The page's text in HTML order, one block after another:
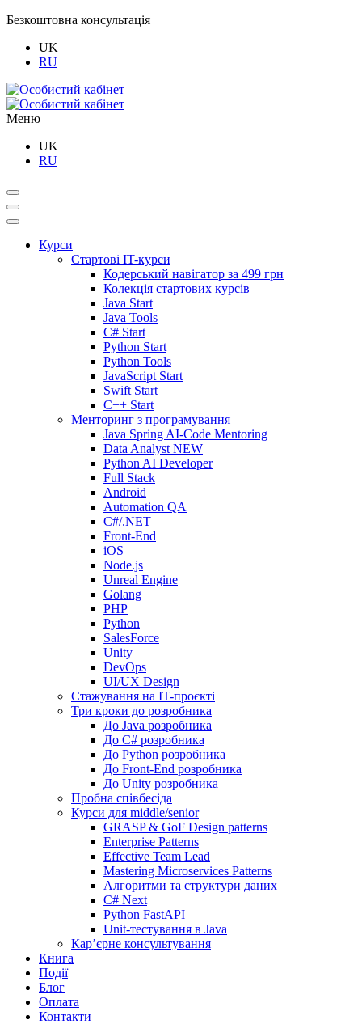
Безкоштовна консультація
UK
RU
Меню
UK
RU
Курси
Стартові IT-курси
Кодерський навігатор за 499 грн
Колекція стартових курсів
Java Start
Java Tools
C# Start
Python Start
Python Tools
JavaScript Start
Swift Start
C++ Start
Менторинг з програмування
Java Spring AI-Code Mentoring
Data Analyst NEW
Python AI Developer
Full Stack
Android
Automation QA
C#/.NET
Front-End
iOS
Node.js
Unreal Engine
Golang
PHP
Python
SalesForce
Unity
DevOps
UI/UX Design
Стажування на IT-проєкті
Три кроки до розробника
До Java розробника
До C# розробника
До Python розробника
До Front-End розробника
До Unity розробника
Пробна співбесіда
Курси для middle/senior
GRASP & GoF Design patterns
Enterprise Patterns
Effective Team Lead
Mastering Microservices Patterns
Алгоритми та структури даних
C# Next
Python FastAPI
Unit-тестування в Java
Кар’єрне консультування
Книга
Події
Блог
Оплата
Контакти